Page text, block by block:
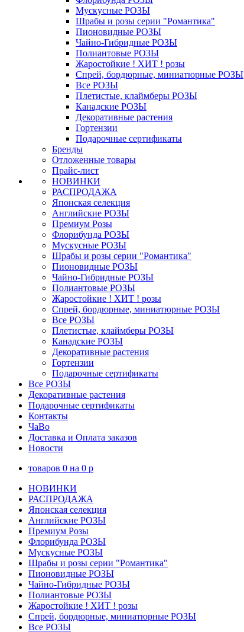
Мускусные РОЗЫ
Шрабы и розы серии "Романтика"
Пионовидные РОЗЫ
Чайно-Гибридные РОЗЫ
Полиантовые РОЗЫ
Жаростойкие ! ХИТ ! розы
Спрей, бордюрные, миниатюрные РОЗЫ
Все РОЗЫ
Плетистые, клаймберы РОЗЫ
Канадские РОЗЫ
Декоративные растения
Гортензии
Подарочные сертификаты
Бренды
Отложенные товары
Прайс-лист
НОВИНКИ
РАСПРОДАЖА
Японская селекция
Английские РОЗЫ
Премиум Розы
Флорибунда РОЗЫ
Мускусные РОЗЫ
Шрабы и розы серии "Романтика"
Пионовидные РОЗЫ
Чайно-Гибридные РОЗЫ
Полиантовые РОЗЫ
Жаростойкие ! ХИТ ! розы
Спрей, бордюрные, миниатюрные РОЗЫ
Все РОЗЫ
Плетистые, клаймберы РОЗЫ
Канадские РОЗЫ
Декоративные растения
Гортензии
Подарочные сертификаты
Все РОЗЫ
Декоративные растения
Подарочные сертификаты
Контакты
ЧаВо
Доставка и Оплата заказов
Новости
товаров 0 на 0 p
НОВИНКИ
РАСПРОДАЖА
Японская селекция
Английские РОЗЫ
Премиум Розы
Флорибунда РОЗЫ
Мускусные РОЗЫ
Шрабы и розы серии "Романтика"
Пионовидные РОЗЫ
Чайно-Гибридные РОЗЫ
Полиантовые РОЗЫ
Жаростойкие ! ХИТ ! розы
Спрей, бордюрные, миниатюрные РОЗЫ
Все РОЗЫ